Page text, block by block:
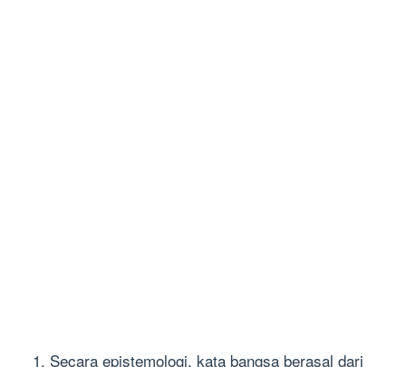
Secara epistemologi, kata bangsa berasal dari